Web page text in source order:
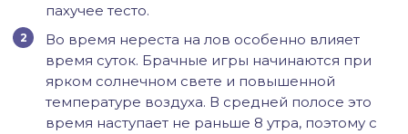
пахучее тесто.
Во время нереста на лов особенно влияет
время суток. Брачные игры начинаются при
ярком солнечном свете и повышенной
температуре воздуха. В средней полосе это
время наступает не раньше 8 утра, поэтому с